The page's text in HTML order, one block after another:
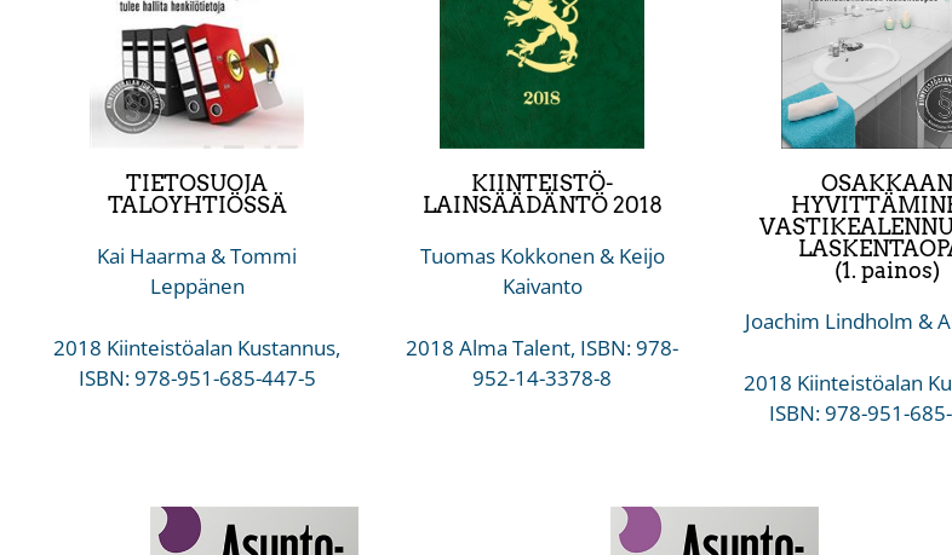
TIETOSUOJA
TALOYHTIÖSSÄ
Kai Haarma & Tommi
Leppänen
2018 Kiinteistöalan Kustannus,
ISBN: 978-951-685-447-5
KIINTEISTÖ-
LAINSÄÄDÄNTÖ 2018
Tuomas Kokkonen & Keijo
Kaivanto
2018 Alma Talent, ISBN: 978-
952-14-3378-8
OSAKKAAN
(1. painos)
Joachim Lindholm &
2018 Kiinteistöalan
ISBN: 978-951-